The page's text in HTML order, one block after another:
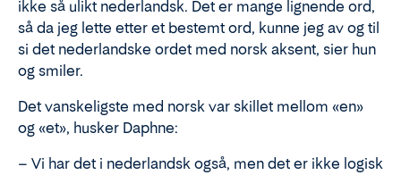
ikke så ulikt nederlandsk. Det er mange lignende ord,
så da jeg lette etter et bestemt ord, kunne jeg av og til
si det nederlandske ordet med norsk aksent, sier hun
og smiler.
Det vanskeligste med norsk var skillet mellom «en»
og «et», husker Daphne:
– Vi har det i nederlandsk også, men det er ikke logisk